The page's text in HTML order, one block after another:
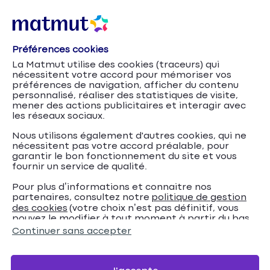
Accueil Assurances professionnelles Matmut Conseils
Tout savoir sur les risques psychosociaux chez les
avocats
Préférences cookies
La Matmut utilise des cookies (traceurs) qui
nécessitent votre accord pour mémoriser vos
préférences de navigation, afficher du contenu
personnalisé, réaliser des statistiques de visite,
mener des actions publicitaires et interagir avec
les réseaux sociaux.
Nous utilisons également d'autres cookies, qui ne
nécessitent pas votre accord préalable, pour
garantir le bon fonctionnement du site et vous
fournir un service de qualité.
Pour plus d’informations et connaitre nos
partenaires, consultez notre politique de gestion
des cookies (votre choix n’est pas définitif, vous
pouvez le modifier à tout moment à partir du bas
de page de notre site).
Continuer sans accepter